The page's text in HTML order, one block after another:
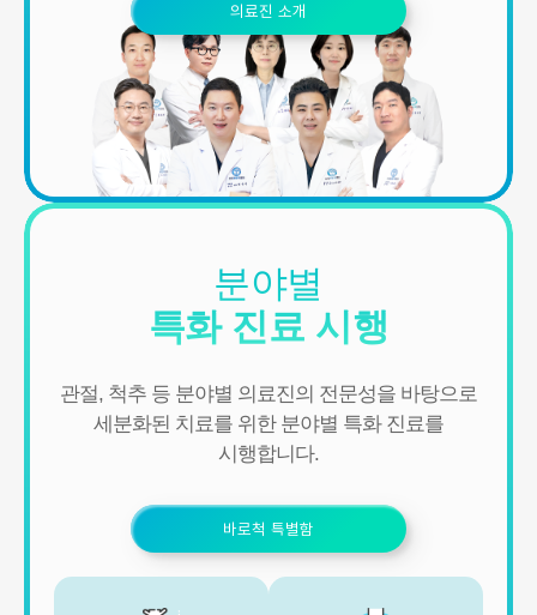
의료진 소개
분야별
특화 진료 시행
관절, 척추 등 분야별 의료진의 전문성을 바탕으로
세분화된 치료를 위한 분야별 특화 진료를
시행합니다.
바로척 특별함
2. 개인정보 수집 방법
- 홈페이지, 온라인상담, 전화상담, 카카오톡상담, 실시간상담, 상담
신청, 서면양식, 팩스, 전화, 게시판, 이메일
3. 서비스 이용과정에서 아래와 같은 정보들이 자동으로 생성되어 수
집될 수 있습니다.
- IP Address, 쿠키, 방문 일시, 서비스 이용 기록, 불량 이용 기록
■ 개인정보의 수집 및 이용목적
연세바로척병원에서는 개인정보를 다음의 목적이외의 용도로는 이
- 진료정보: 진단 및 치료를 위한 진료서비스와 청구, 수납 및 환급 등
확인 절차에 이용
- 상담정보: 전화나 문자, 카카오톡을 이용한 고객 진료상담 및 안내
- 기타: 문자 및 SNS를 통한 병원소식, 질병정보 등의 안내, 설문조사,
불만처리 등을 위한 원활한 의사소통 경로의 확보 등
서비스 이용에 따른 본인확인, 개인 식별, 불량회원의 부정 이용 방지
와 비인가 사용방지, 만 14세미만 아동 개인정보 수집 시 법정 대리인
동의여부 확인, 추후 법정대리인 본인확인, 분쟁 조정을 위한 기록보
존, 불만처리 등 민원처리, 고지사항 전달, 회원 관리를 위한 각종 정